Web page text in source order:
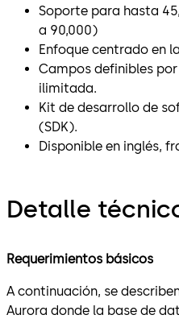
Soporte para hasta
a 90,000)
Enfoque centrado en
Campos definibles
ilimitada.
Kit de desarrollo de
(SDK).
Disponible en inglés,
Detalle
Requerimientos básicos
A continuación, se
Aurora donde la base de